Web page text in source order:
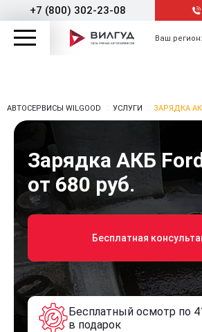
+7 (800) 302-23-08
Ваш регион:
АВТОСЕРВИСЫ WILGOOD УСЛУГИ ЗАРЯДКА
Зарядка АКБ
от 680 руб.
Бесплатная
Бесплатный осмотр по
в подарок